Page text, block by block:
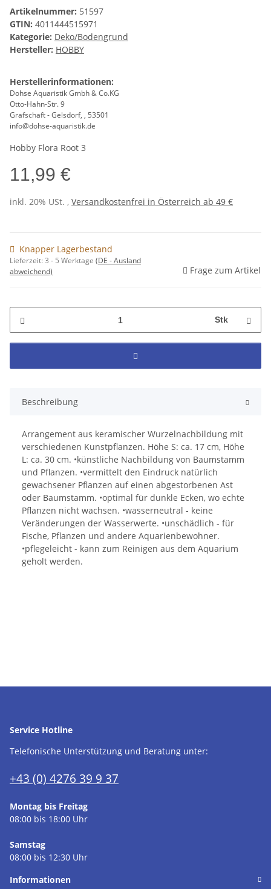
Artikelnummer: 51597
GTIN: 4011444515971
Kategorie: Deko/Bodengrund
Hersteller: HOBBY
Herstellerinformationen:
Dohse Aquaristik Gmbh & Co.KG
Otto-Hahn-Str. 9
Grafschaft - Gelsdorf, , 53501
info@dohse-aquaristik.de
Hobby Flora Root 3
11,99 €
inkl. 20% USt. , Versandkostenfrei in Österreich ab 49 €
Knapper Lagerbestand
Lieferzeit:3 - 5 Werktage (DE - Ausland
abweichend)
Frage zum Artikel
Stk
Beschreibung
Arrangement aus keramischer Wurzelnachbildung mit
verschiedenen Kunstpflanzen. Höhe S: ca. 17 cm, Höhe
L: ca. 30 cm. •künstliche Nachbildung von Baumstamm
und Pflanzen. •vermittelt den Eindruck natürlich
gewachsener Pflanzen auf einen abgestorbenen Ast
oder Baumstamm. •optimal für dunkle Ecken, wo echte
Pflanzen nicht wachsen. •wasserneutral - keine
Veränderungen der Wasserwerte. •unschädlich - für
Fische, Pflanzen und andere Aquarienbewohner.
•pflegeleicht - kann zum Reinigen aus dem Aquarium
geholt werden.
Service Hotline
Telefonische Unterstützung und Beratung unter:
+43 (0) 4276 39 9 37
Montag bis Freitag
08:00 bis 18:00 Uhr
Samstag
08:00 bis 12:30 Uhr
Informationen